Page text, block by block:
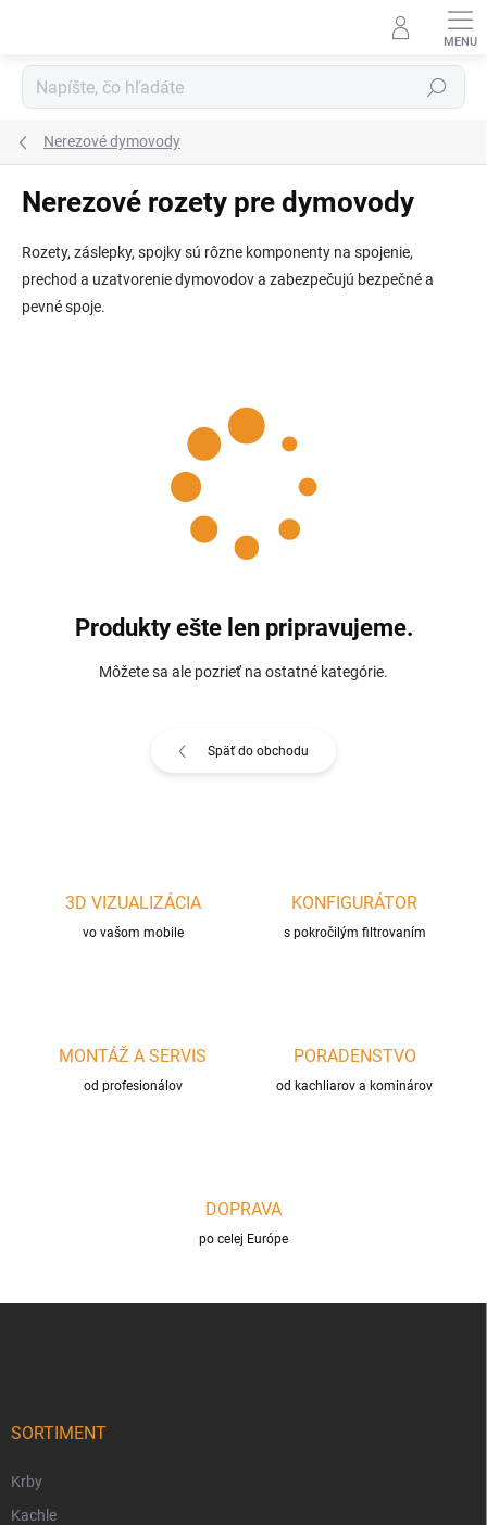
Hľadať
Nerezové dymovody
Nerezové rozety pre dymovody
Rozety, záslepky, spojky sú rôzne komponenty na spojenie,
prechod a uzatvorenie dymovodov a zabezpečujú bezpečné a
pevné spoje.
Produkty ešte len pripravujeme.
Môžete sa ale pozrieť na ostatné kategórie.
Späť do obchodu
3D VIZUALIZÁCIA
vo vašom mobile
KONFIGURÁTOR
s pokročilým filtrovaním
MONTÁŽ A SERVIS
od profesionálov
PORADENSTVO
od kachliarov a kominárov
DOPRAVA
po celej Európe
SORTIMENT
Krby
Kachle